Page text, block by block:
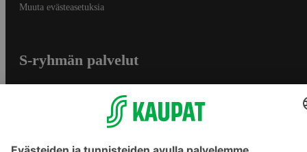
Muuta evästeasetuksia
S-ryhmän palvelut
Yhteishyvä Ruoka -sovellus
S-ostoslista -sovellus